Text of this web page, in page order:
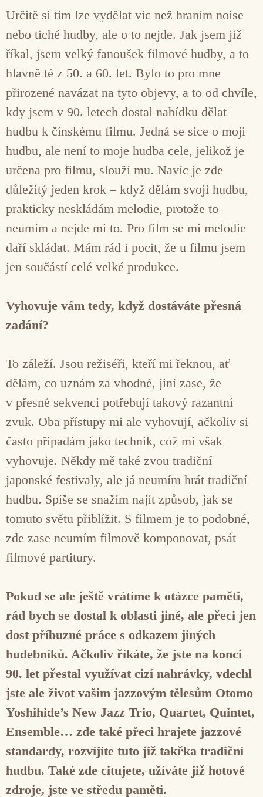
Určitě si tím lze vydělat víc než hraním noise
nebo tiché hudby, ale o to nejde. Jak jsem již
říkal, jsem velký fanoušek filmové hudby, a to
hlavně té z 50. a 60. let. Bylo to pro mne
přirozené navázat na tyto objevy, a to od chvíle,
kdy jsem v 90. letech dostal nabídku dělat
hudbu k čínskému filmu. Jedná se sice o moji
hudbu, ale není to moje hudba cele, jelikož je
určena pro filmu, slouží mu. Navíc je zde
důležitý jeden krok – když dělám svoji hudbu,
prakticky neskládám melodie, protože to
neumím a nejde mi to. Pro film se mi melodie
daří skládat. Mám rád i pocit, že u filmu jsem
jen součástí celé velké produkce.
Vyhovuje vám tedy, když dostáváte přesná
zadání?
To záleží. Jsou režiséři, kteří mi řeknou, ať
dělám, co uznám za vhodné, jiní zase, že
v přesné sekvenci potřebují takový razantní
zvuk. Oba přístupy mi ale vyhovují, ačkoliv si
často připadám jako technik, což mi však
vyhovuje. Někdy mě také zvou tradiční
japonské festivaly, ale já neumím hrát tradiční
hudbu. Spíše se snažím najít způsob, jak se
tomuto světu přiblížit. S filmem je to podobné,
zde zase neumím filmově komponovat, psát
filmové partitury.
Pokud se ale ještě vrátíme k otázce paměti,
rád bych se dostal k oblasti jiné, ale přeci jen
dost příbuzné práce s odkazem jiných
hudebníků. Ačkoliv říkáte, že jste na konci
90. let přestal využívat cizí nahrávky, vdechl
jste ale život vašim jazzovým tělesům Otomo
Yoshihide’s New Jazz Trio, Quartet, Quintet,
Ensemble… zde také přeci hrajete jazzové
standardy, rozvíjíte tuto již takřka tradiční
hudbu. Také zde citujete, užíváte již hotové
zdroje, jste ve středu paměti.